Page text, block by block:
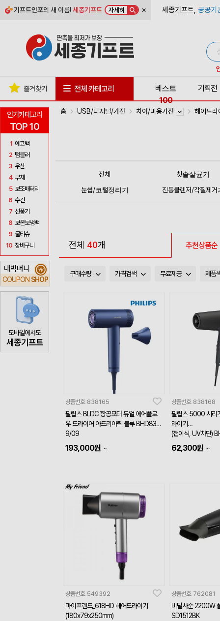
기프트인포의 새 이름!세종기프트 자세히 × 세종기프트, 공공기
인기카테고리
TOP 10
1 에코백
2 텀블러
3 우산
4 부채
5 보조배터리
6 수건
7 선풍기
8 보온보냉백
9 물티슈
10 장바구니
대박머니
COUPON SHOP
₩
모바일에서도
세종기프트
즐겨찾기 전체 카테고리
베스트
100
기획전
홈 USB/디지털/가전 치아/미용가전 헤어드
전체
칫솔살균기
눈썹/코털정리기
진동클렌저/각질제거
전체 40개 추천상품순
구매수량 가격검색 무료제공 제품
상품번호 838165
필립스 BLDC 항공모터 듀얼 에어플로
우 드라이어 아드리아틱 블루 BHD83
9/09
193,000원 ~
상품번호 838168
필립스 5000 시리
라이기
(접이식, UV차단)
62,300원 ~
상품번호 549392
마이프랜드_618HD 헤어드라이기
(180x79x250mm)
상품번호 762081
비달사순 2200W
SD1512BK